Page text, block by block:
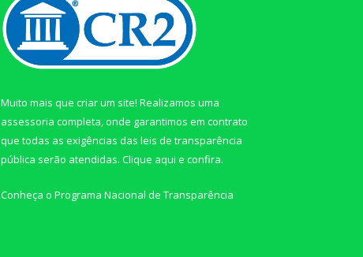
Muito mais que criar um site! Realizamos uma
assessoria completa, onde garantimos em contrato
que todas as exigências das leis de transparência
pública serão atendidas. Clique aqui e confira.
Conheça o Programa Nacional de Transparência